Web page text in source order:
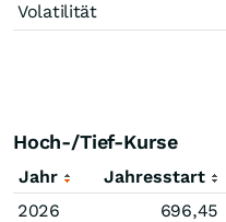
Volatilität
Hoch-/Tief-Kurse
Jahr Jahresstart
2026
696,45